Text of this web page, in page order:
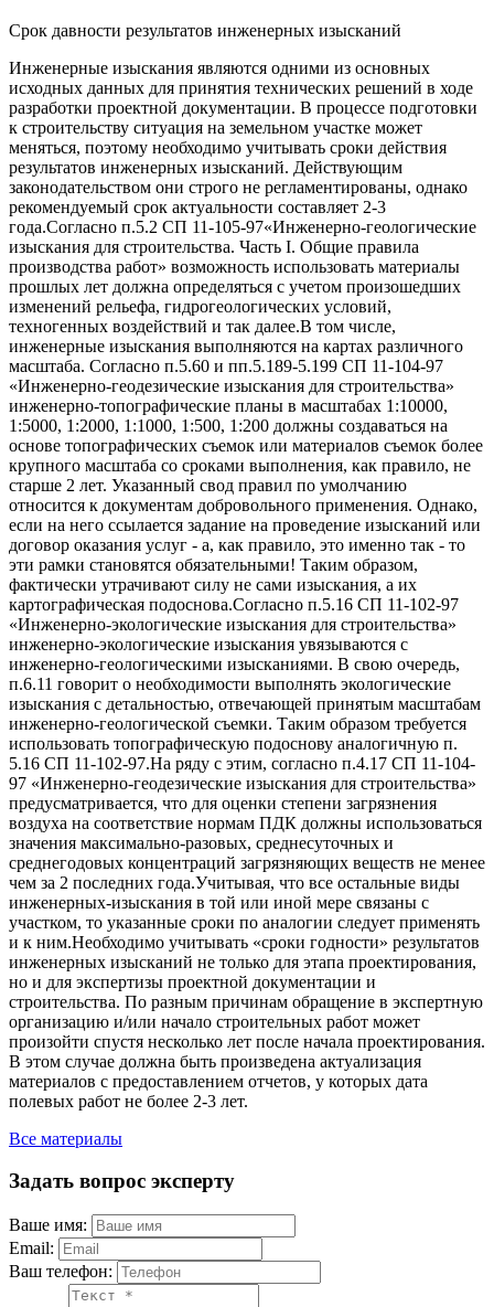
Срок давности результатов инженерных изысканий
Инженерные изыскания являются одними из основных
исходных данных для принятия технических решений в ходе
разработки проектной документации. В процессе подготовки
к строительству ситуация на земельном участке может
меняться, поэтому необходимо учитывать сроки действия
результатов инженерных изысканий. Действующим
законодательством они строго не регламентированы, однако
рекомендуемый срок актуальности составляет 2-3
года.Согласно п.5.2 СП 11-105-97«Инженерно-геологические
изыскания для строительства. Часть I. Общие правила
производства работ» возможность использовать материалы
прошлых лет должна определяться с учетом произошедших
изменений рельефа, гидрогеологических условий,
техногенных воздействий и так далее.В том числе,
инженерные изыскания выполняются на картах различного
масштаба. Согласно п.5.60 и пп.5.189-5.199 СП 11-104-97
«Инженерно-геодезические изыскания для строительства»
инженерно-топографические планы в масштабах 1:10000,
1:5000, 1:2000, 1:1000, 1:500, 1:200 должны создаваться на
основе топографических съемок или материалов съемок более
крупного масштаба со сроками выполнения, как правило, не
старше 2 лет. Указанный свод правил по умолчанию
относится к документам добровольного применения. Однако,
если на него ссылается задание на проведение изысканий или
договор оказания услуг - а, как правило, это именно так - то
эти рамки становятся обязательными! Таким образом,
фактически утрачивают силу не сами изыскания, а их
картографическая подоснова.Согласно п.5.16 СП 11-102-97
«Инженерно-экологические изыскания для строительства»
инженерно-экологические изыскания увязываются с
инженерно-геологическими изысканиями. В свою очередь,
п.6.11 говорит о необходимости выполнять экологические
изыскания с детальностью, отвечающей принятым масштабам
инженерно-геологической съемки. Таким образом требуется
использовать топографическую подоснову аналогичную п.
5.16 СП 11-102-97.На ряду с этим, согласно п.4.17 СП 11-104-
97 «Инженерно-геодезические изыскания для строительства»
предусматривается, что для оценки степени загрязнения
воздуха на соответствие нормам ПДК должны использоваться
значения максимально-разовых, среднесуточных и
среднегодовых концентраций загрязняющих веществ не менее
чем за 2 последних года.Учитывая, что все остальные виды
инженерных-изыскания в той или иной мере связаны с
участком, то указанные сроки по аналогии следует применять
и к ним.Необходимо учитывать «сроки годности» результатов
инженерных изысканий не только для этапа проектирования,
но и для экспертизы проектной документации и
строительства. По разным причинам обращение в экспертную
организацию и/или начало строительных работ может
произойти спустя несколько лет после начала проектирования.
В этом случае должна быть произведена актуализация
материалов с предоставлением отчетов, у которых дата
полевых работ не более 2-3 лет.
Все материалы
Задать вопрос эксперту
Ваше имя:
Email:
Ваш телефон: